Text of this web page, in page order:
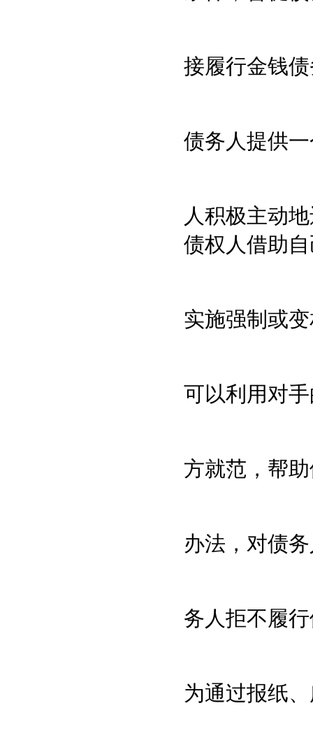
接履行金钱
债务人提供
人积极主动
债权人借助
实施强制或
可以利用对
方就范，帮
办法，对债
务人拒不履
为通过报纸